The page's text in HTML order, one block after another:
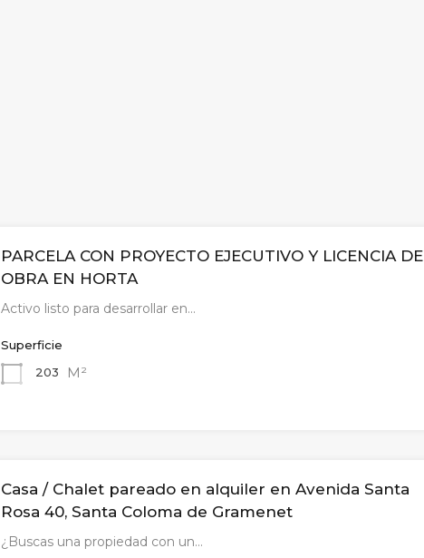
PARCELA CON PROYECTO EJECUTIVO Y LICENCIA DE
OBRA EN HORTA
Activo listo para desarrollar en…
Superficie
203
M²
Casa / Chalet pareado en alquiler en Avenida Santa
Rosa 40, Santa Coloma de Gramenet
¿Buscas una propiedad con un…